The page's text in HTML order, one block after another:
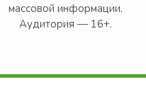
массовой информации.
Аудитория — 16+.